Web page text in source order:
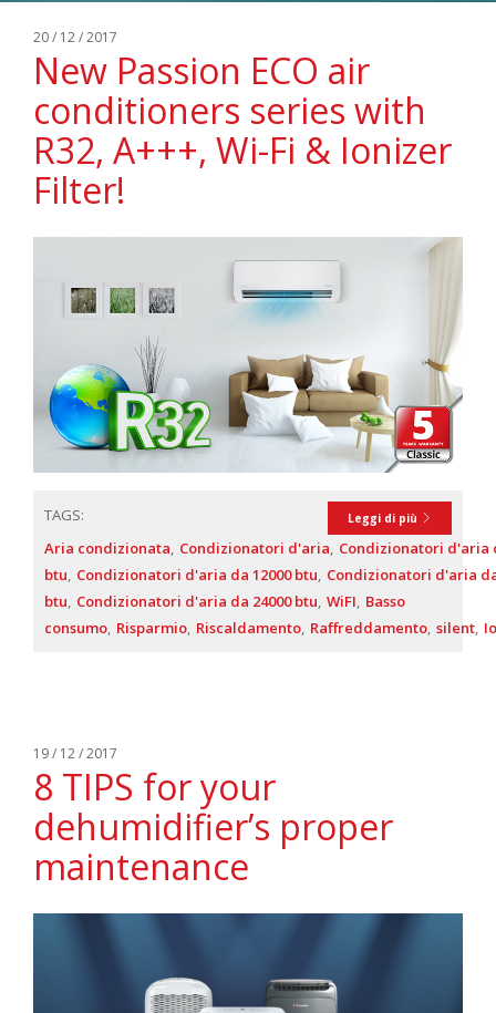
20 / 12 / 2017
New Passion ECO air
conditioners series with
R32, A+++, Wi-Fi & Ionizer
Filter!
Leggi di più
TAGS:
Aria condizionata Condizionatori d'aria Condizionatori d'aria
btu Condizionatori d'aria da 12000 btu Condizionatori d'aria
btu Condizionatori d'aria da 24000 btu WiFI Basso
consumo Risparmio Riscaldamento Raffreddamento silent
19 / 12 / 2017
8 TIPS for your
dehumidifier’s proper
maintenance